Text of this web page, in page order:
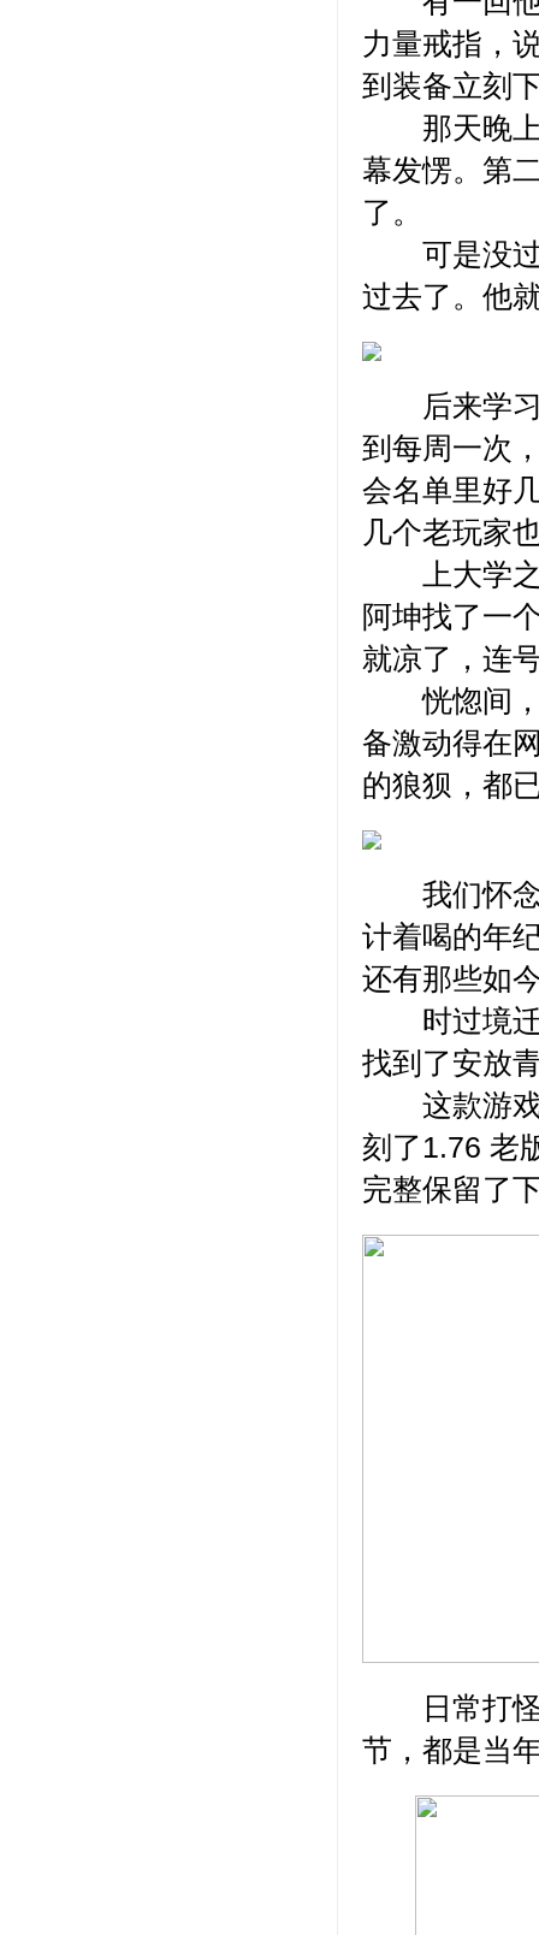
力量戒指，
到装备立刻
那天晚上
幕发愣。第
了。
可是没过
过去了。他
后来学习
到每周一次
会名单里好
几个老玩家
上大学之
阿坤找了一
就凉了，连
恍惚间，
备激动得在
的狼狈，都
我们怀念
计着喝的年
还有那些如
时过境迁
找到了安放
这款游戏
刻了1.76 老
完整保留了
日常打怪
节，都是当